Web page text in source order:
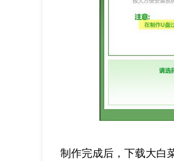
制作完成后，下载大白